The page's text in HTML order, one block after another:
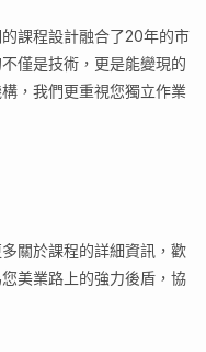
課程設計融合了20年的市
僅是技術，更是能變現的
，我們更重視您獨立作業
關於課程的詳細資訊，歡
美業路上的強力後盾，協